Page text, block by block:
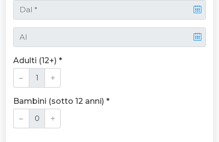
Adulti (12+) *
Bambini (sotto 12 anni) *